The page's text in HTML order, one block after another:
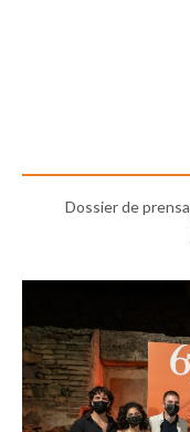
Dossier de prensa